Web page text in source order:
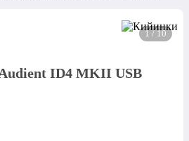
1 / 10
ID4 MKII USB